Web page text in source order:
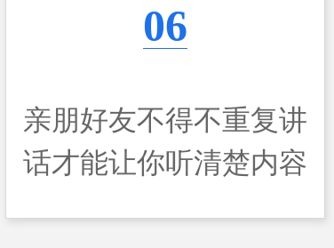
06
亲朋好友不得不重复讲
话才能让你听清楚内容